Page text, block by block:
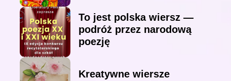
To jest polska wiersz —
podróż przez narodową
poezję
Kreatywne wiersze